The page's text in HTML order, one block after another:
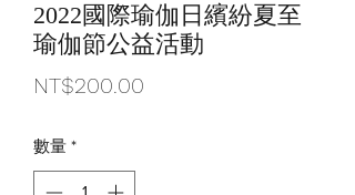
2022國際瑜伽日繽紛夏至
瑜伽節公益活動
NT$200.00
數量 *